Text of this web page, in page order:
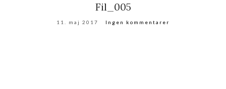
Fil_005
11. maj 2017 Ingen kommentarer